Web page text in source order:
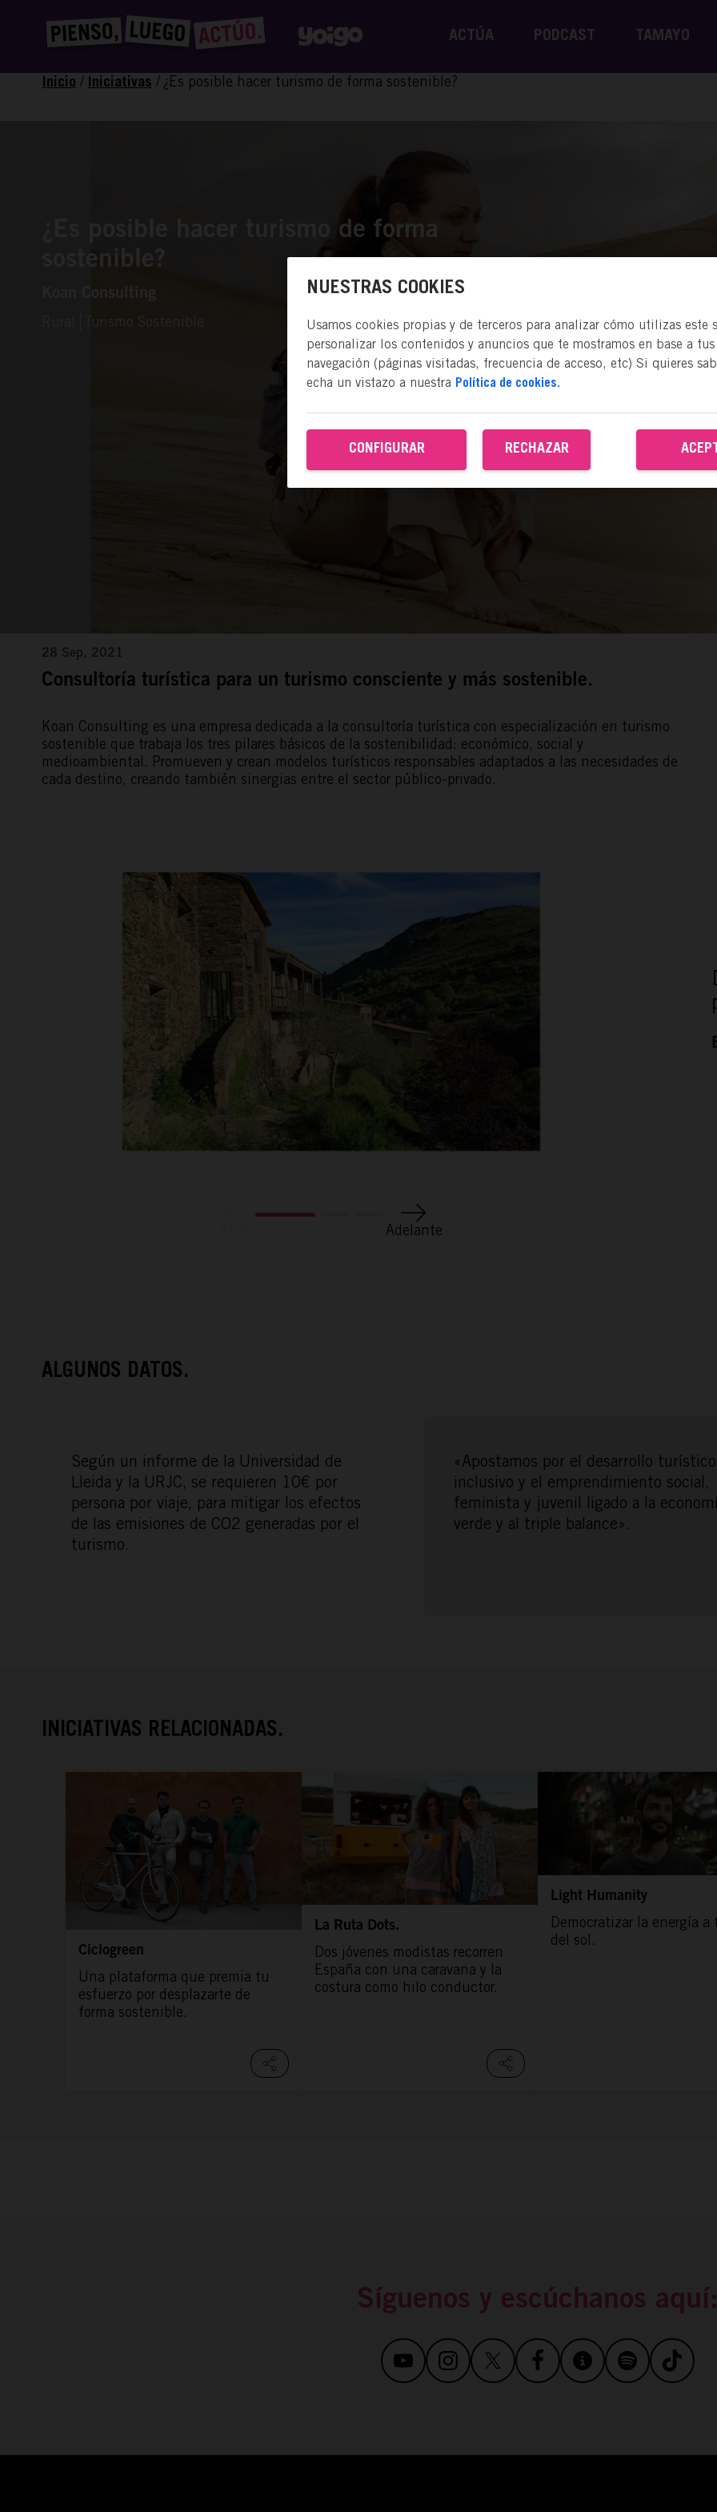
ACTÚA PODCAST TAMAYO
Inicio / Iniciativas / ¿Es posible hacer turismo de forma sostenible?
¿Es posible hacer turismo de forma
sostenible?
Koan Consulting
Turismo Sostenible
28 Sep, 2021
Consultoría turística para un turismo consciente y más sostenible.
Koan Consulting es una empresa dedicada a la consultoría turística con especialización en turismo
sostenible que trabaja los tres pilares básicos de la sostenibilidad: económico, social y
medioambiental. Promueven y crean modelos turísticos responsables adaptados a las necesidades de
cada destino, creando también sinergias entre el sector público-privado.
Adelante
ALGUNOS DATOS.
Según un informe de la Universidad de
Lleida y la URJC, se requieren 10€ por
persona por viaje, para mitigar los efectos
de las emisiones de CO2 generadas por el
turismo.
«Apostamos por el desarrollo turístico
inclusivo y el emprendimiento social,
feminista y juvenil ligado a la
verde y al triple balance».
INICIATIVAS RELACIONADAS.
Ciclogreen
Una plataforma que premia tu
esfuerzo por desplazarte de
forma sostenible.
La Ruta Dots.
Dos jóvenes modistas recorren
España con una caravana y la
costura como hilo conductor.
Light Humanity
Democratizar la energía a
del sol.
Síguenos y escúchanos
NUESTRAS COOKIES
Usamos cookies propias y de terceros para analizar cómo utilizas este
personalizar los contenidos y anuncios que te mostramos en base a
navegación (páginas visitadas, frecuencia de acceso, etc) Si quieres
echa un vistazo a nuestra Política de cookies.
RECHAZAR
CONFIGURAR